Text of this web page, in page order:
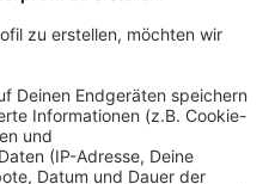
ihren ersten Sieg. In den
die Hertha beim VfL